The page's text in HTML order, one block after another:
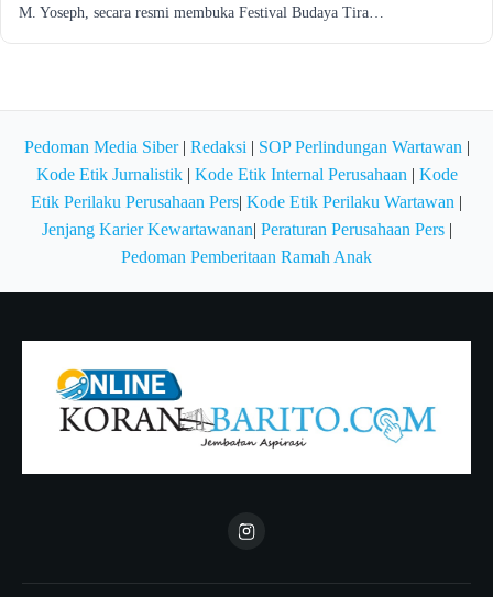
M. Yoseph, secara resmi membuka Festival Budaya Tira…
Pedoman Media Siber| Redaksi | SOP Perlindungan Wartawan |
Kode Etik Jurnalistik| Kode Etik Internal Perusahaan | Kode
Etik Perilaku Perusahaan Pers| Kode Etik Perilaku Wartawan |
Jenjang Karier Kewartawanan| Peraturan Perusahaan Pers|
Pedoman Pemberitaan Ramah Anak